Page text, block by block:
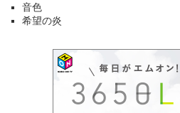
音色
希望の炎